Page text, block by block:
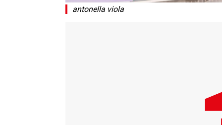
antonella viola